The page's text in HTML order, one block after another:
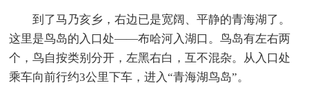
到了马乃亥乡，右边已是宽阔、平静的青海湖了。
这里是鸟岛的入口处——布哈河入湖口。鸟岛有左右两
个，鸟自按类别分开，左黑右白，互不混杂。从入口处
乘车向前行约3公里下车，进入“青海湖鸟岛”。